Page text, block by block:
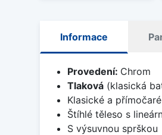
Informace
Provedení: Chrom
Tlaková(klasická
Klasické a přímočaré
Štíhlé těleso s
S výsuvnou sprškou